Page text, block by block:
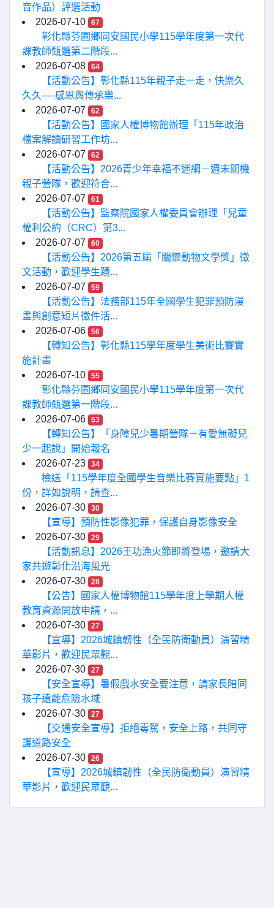
音作品）評選活動
2026-07-10
67
彰化縣芬園鄉同安國民小學115學年度第一次代
課教師甄選第二階段...
2026-07-08
64
【活動公告】彰化縣115年親子走一走，快樂久
久久──感恩與傳承樂...
2026-07-07
62
【活動公告】國家人權博物館辦理「115年政治
檔案解讀研習工作坊...
2026-07-07
62
【活動公告】2026青少年幸福不迷網－週末關機
親子營隊，歡迎符合...
2026-07-07
61
【活動公告】監察院國家人權委員會辦理「兒童
權利公約（CRC）第3...
2026-07-07
60
【活動公告】2026第五屆「關懷動物文學獎」徵
文活動，歡迎學生踴...
2026-07-07
59
【活動公告】法務部115年全國學生犯罪預防漫
畫與創意短片徵件活...
2026-07-06
56
【轉知公告】彰化縣115學年度學生美術比賽實
施計畫
2026-07-10
55
彰化縣芬園鄉同安國民小學115學年度第一次代
課教師甄選第一階段...
2026-07-06
53
【轉知公告】「身障兒少暑期營隊－有愛無礙兒
少一起說」開始報名
2026-07-23
34
檢送「115學年度全國學生音樂比賽實施要點」1
份，詳如說明，請查...
2026-07-30
30
【宣導】預防性影像犯罪，保護自身影像安全
2026-07-30
29
【活動訊息】2026王功漁火節即將登場，邀請大
家共遊彰化沿海風光
2026-07-30
28
【公告】國家人權博物館115學年度上學期人權
教育資源開放申請，...
2026-07-30
27
【宣導】2026城鎮韌性（全民防衛動員）演習精
華影片，歡迎民眾觀...
2026-07-30
27
【安全宣導】暑假戲水安全要注意，請家長陪同
孩子遠離危險水域
2026-07-30
27
【交通安全宣導】拒絕毒駕，安全上路，共同守
護道路安全
2026-07-30
26
【宣導】2026城鎮韌性（全民防衛動員）演習精
華影片，歡迎民眾觀...